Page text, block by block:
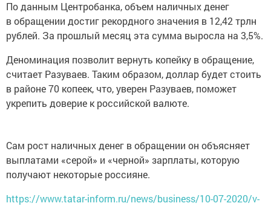
По данным Центробанка, объем наличных денег
в обращении достиг рекордного значения в 12,42 трлн
рублей. За прошлый месяц эта сумма выросла на 3,5%.
Деноминация позволит вернуть копейку в обращение,
считает Разуваев. Таким образом, доллар будет стоить
в районе 70 копеек, что, уверен Разуваев, поможет
укрепить доверие к российской валюте.
Сам рост наличных денег в обращении он объясняет
выплатами «серой» и «черной» зарплаты, которую
получают некоторые россияне.
https://www.tatar-inform.ru/news/business/10-07-2020/v-